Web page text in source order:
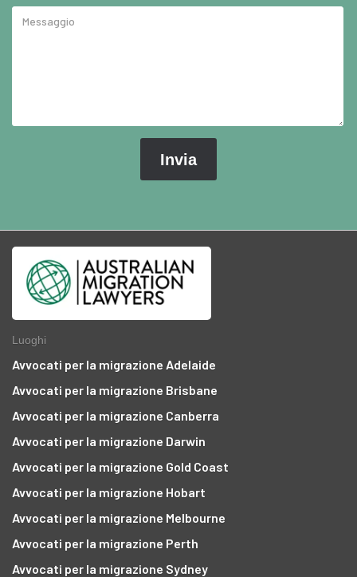
Luoghi
Avvocati per la migrazione Adelaide
Avvocati per la migrazione Brisbane
Avvocati per la migrazione Canberra
Avvocati per la migrazione Darwin
Avvocati per la migrazione Gold Coast
Avvocati per la migrazione Hobart
Avvocati per la migrazione Melbourne
Avvocati per la migrazione Perth
Avvocati per la migrazione Sydney